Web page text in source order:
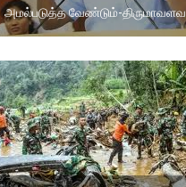
அமல்படுத்த வேண்டும்-